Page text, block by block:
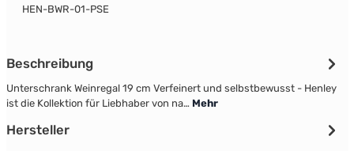
HEN-BWR-01-PSE
Beschreibung
Unterschrank Weinregal 19 cm Verfeinert und selbstbewusst - Henley
ist die Kollektion für Liebhaber von na… Mehr
Hersteller